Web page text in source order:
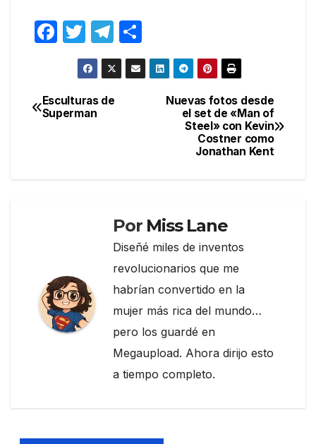
F
e
b
T
w
itt
er
T
el
e
gr
o
m
Navegación
Nuevas fotos desde
el set de «Man of
Steel» con Kevin
Costner como
Jonathan Kent
Esculturas de
Superman
Por Miss Lane
Diseñé miles de inventos
revolucionarios que me
habrían convertido en la
mujer más rica del mundo…
pero los guardé en
Megaupload. Ahora dirijo esto
a tiempo completo.